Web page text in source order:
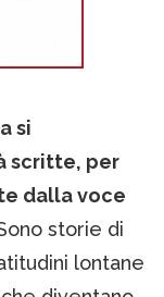
si
scritte, per
dalla voce
storie di
lontane